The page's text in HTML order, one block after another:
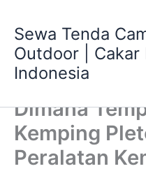
content
Sewa Tenda
Outdoor | Cakar
Indonesia
Dimana
Kemping
Peralatan